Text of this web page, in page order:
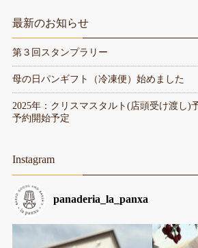
最新のお知らせ
第３回スタンプラリー
母の日パンギフト（冷凍便）始めました
2025年：クリスマスタルト(店頭受け渡し)
予約開始予定
Instagram
panaderia_la_panxa